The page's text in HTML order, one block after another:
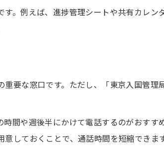
申請を円滑化する方法
ートの導入事例
。例えば、進捗管理シートや共有カレン
要な窓口です。ただし、「東京入国管理
間や週後半にかけて電話するのがおすす
しておくことで、通話時間を短縮できます
はこちら
はこちら